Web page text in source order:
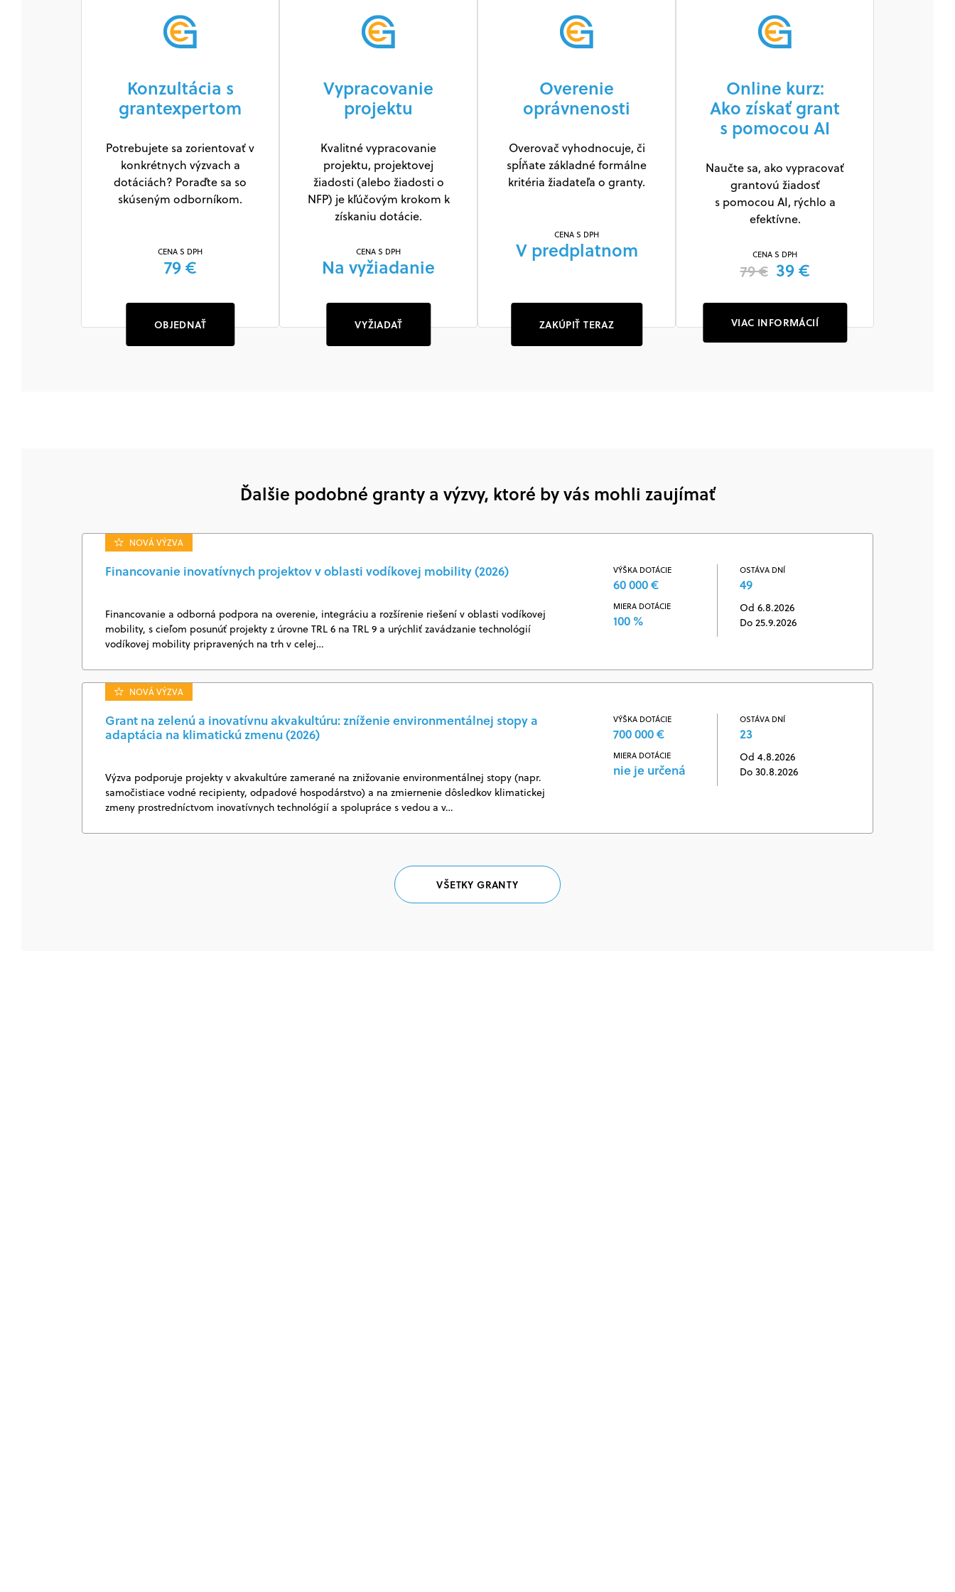
Konzultácia s
grantexpertom
Potrebujete sa zorientovať v
konkrétnych výzvach a
dotáciách? Poraďte sa so
skúseným odborníkom.
CENA S DPH
79 €
OBJEDNAŤ
Vypracovanie
projektu
Kvalitné vypracovanie
projektu, projektovej
žiadosti (alebo žiadosti o
NFP) je kľúčovým krokom k
získaniu dotácie.
CENA S DPH
Na vyžiadanie
VYŽIADAŤ
Overenie
oprávnenosti
Overovač vyhodnocuje, či
spĺňate základné formálne
kritéria žiadateľa o granty.
CENA S DPH
V predplatnom
ZAKÚPIŤ TERAZ
Online kurz:
Ako získať grant
s pomocou AI
Naučte sa, ako vypracovať
grantovú žiadosť
s pomocou AI, rýchlo a
efektívne.
CENA S DPH
79 € 39 €
VIAC INFORMÁCIÍ
Ďalšie podobné granty a výzvy, ktoré by vás mohli zaujímať
NOVÁ VÝZVA
Financovanie inovatívnych projektov v oblasti vodíkovej mobility (2026)
Financovanie a odborná podpora na overenie, integráciu a rozšírenie riešení v oblasti vodíkovej
mobility, s cieľom posunúť projekty z úrovne TRL 6 na TRL 9 a urýchliť zavádzanie technológií
vodíkovej mobility pripravených na trh v celej…
VÝŠKA DOTÁCIE
60 000 €
MIERA DOTÁCIE
100 %
OSTÁVA DNÍ
49
Od 6.8.2026
Do 25.9.2026
NOVÁ VÝZVA
Grant na zelenú a inovatívnu akvakultúru: zníženie environmentálnej stopy a
adaptácia na klimatickú zmenu (2026)
Výzva podporuje projekty v akvakultúre zamerané na znižovanie environmentálnej stopy (napr.
samočistiace vodné recipienty, odpadové hospodárstvo) a na zmiernenie dôsledkov klimatickej
zmeny prostredníctvom inovatívnych technológií a spolupráce s vedou a v…
VÝŠKA DOTÁCIE
700 000 €
MIERA DOTÁCIE
nie je určená
OSTÁVA DNÍ
23
Od 4.8.2026
Do 30.8.2026
VŠETKY GRANTY